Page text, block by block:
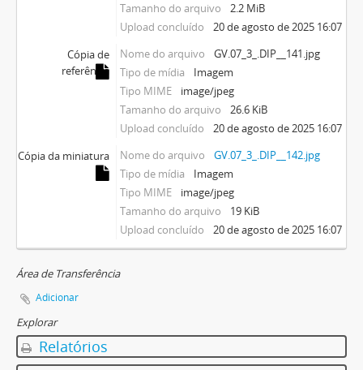
Tamanho do arquivo
2.2 MiB
Upload concluído
20 de agosto de 2025 16:07
Cópia de
referência
Nome do arquivo
GV.07_3_.DIP__141.jpg
Tipo de mídia
Imagem
Tipo MIME
image/jpeg
Tamanho do arquivo
26.6 KiB
Upload concluído
20 de agosto de 2025 16:07
Cópia da miniatura
Nome do arquivo
GV.07_3_.DIP__142.jpg
Tipo de mídia
Imagem
Tipo MIME
image/jpeg
Tamanho do arquivo
19 KiB
Upload concluído
20 de agosto de 2025 16:07
Área de Transferência
Adicionar
Explorar
Relatórios